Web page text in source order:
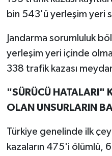
bin 543'ü yerleşim yeri
Jandarma sorumluluk
yerleşim yeri içinde
338 trafik kazası
"SÜRÜCÜ HATALARI"
OLAN UNSURLARIN
Türkiye genelinde ilk
kazaların 475'i ölümlü,